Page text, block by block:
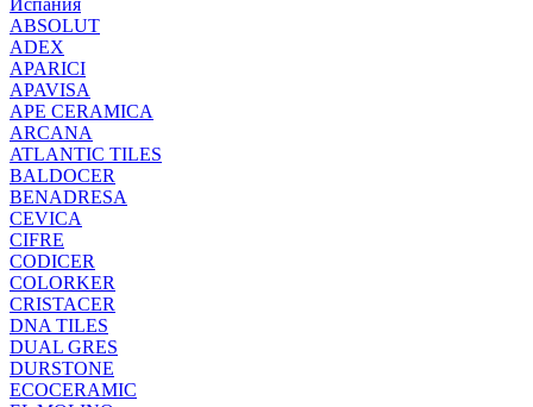
Испания
ABSOLUT
ADEX
APARICI
APAVISA
APE CERAMICA
ARCANA
ATLANTIC TILES
BALDOCER
BENADRESA
CEVICA
CIFRE
CODICER
COLORKER
CRISTACER
DNA TILES
DUAL GRES
DURSTONE
ECOCERAMIC